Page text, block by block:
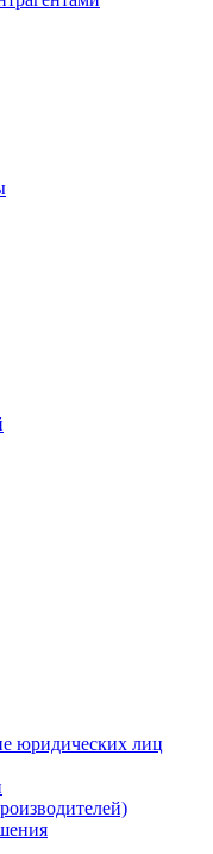
юридических лиц